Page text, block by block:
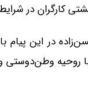
در شرایط
روحیه وطن‌دوستی